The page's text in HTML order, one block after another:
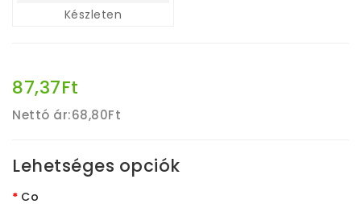
Készleten
87,37Ft
Nettó ár:68,80Ft
Lehetséges opciók
Co